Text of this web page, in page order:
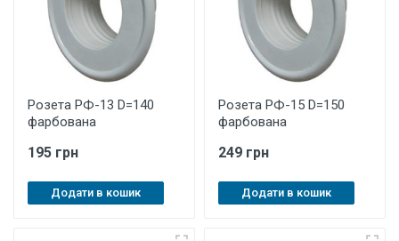
Розета РФ-13 D=140
фарбована
195 грн
Додати в кошик
Розета РФ-15 D=150
фарбована
249 грн
Додати в кошик